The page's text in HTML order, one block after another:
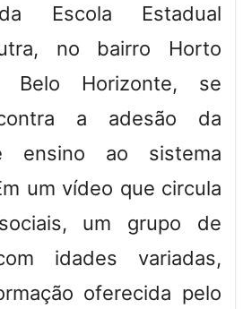
Escola Estadual
no bairro Horto
Belo Horizonte, se
a adesão da
ensino ao sistema
um vídeo que circula
um grupo de
idades variadas,
oferecida pelo